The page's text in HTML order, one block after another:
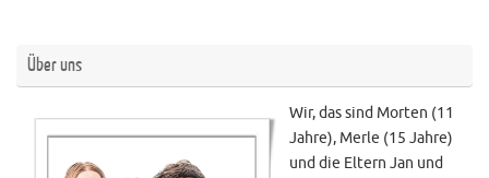
Über uns
Wir, das sind Morten (11
Jahre), Merle (15 Jahre)
und die Eltern Jan und